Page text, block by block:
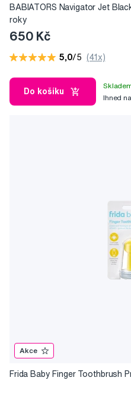
BABIATORS Navigator Jet
roky
650 Kč
5,0/5 (41x)
Do košíku
Ihned na
Akce
Frida Baby Finger Toothbrush